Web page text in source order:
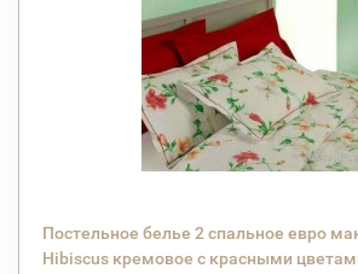
Постельное белье 2 спальное евро
Hibiscus кремовое с красными